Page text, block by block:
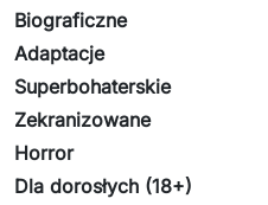
Biograficzne
Adaptacje
Superbohaterskie
Zekranizowane
Horror
Dla dorosłych (18+)